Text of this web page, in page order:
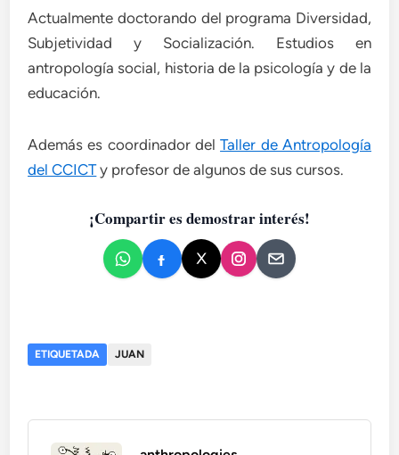
Actualmente doctorando del programa Diversidad,
Subjetividad y Socialización. Estudios en
antropología social, historia de la psicología y de la
educación.
Además es coordinador delTaller de Antropología
del CCICTy profesor de algunos de sus cursos.
¡Compartir es demostrar interés!
ETIQUETADA JUAN